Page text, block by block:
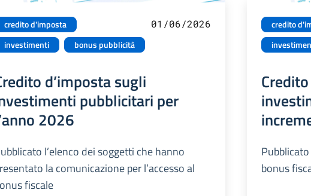
credito d'imposta
investimenti
bonus pubblicità
01/06/2026
d’imposta sugli
pubblicitari per
2026
l’elenco dei soggetti che hanno
la comunicazione per l’accesso al
fiscale
credito
bonus